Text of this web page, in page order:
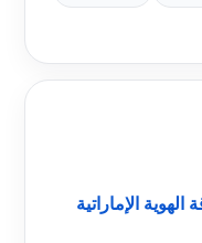
الإماراتية